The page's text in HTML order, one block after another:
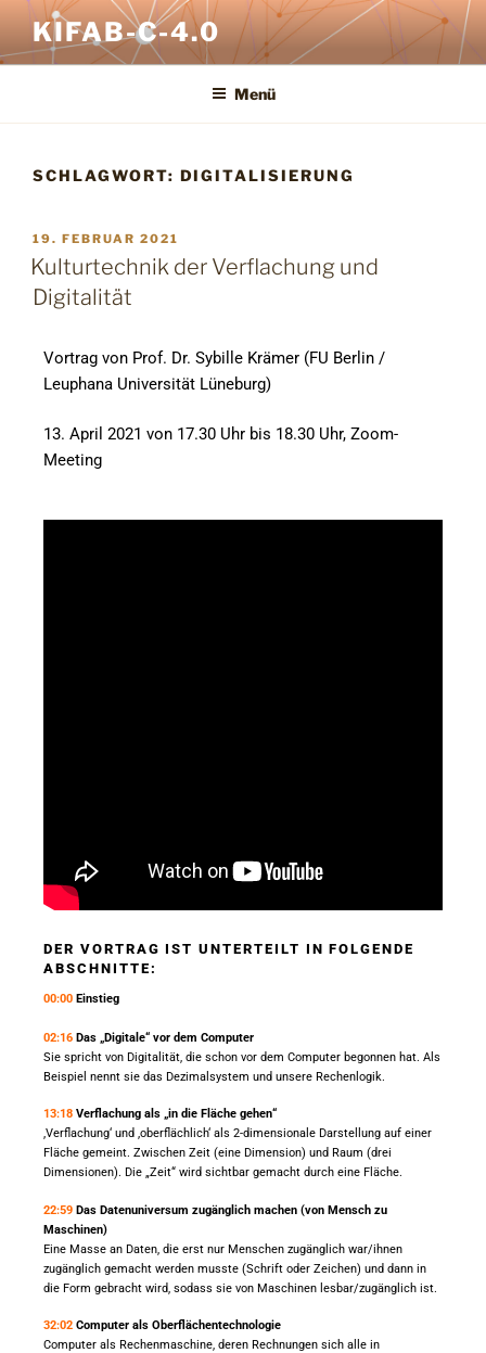
KIFAB-C-4.0
Menü
SCHLAGWORT: DIGITALISIERUNG
19. FEBRUAR 2021
Kulturtechnik der Verflachung und
Digitalität
Vortrag von Prof. Dr. Sybille Krämer (FU Berlin /
Leuphana Universität Lüneburg)
13. April 2021 von 17.30 Uhr bis 18.30 Uhr, Zoom-
Meeting
DER VORTRAG IST UNTERTEILT IN FOLGENDE
ABSCHNITTE:
00:00 Einstieg
02:16 Das „Digitale“ vor dem Computer
Sie spricht von Digitalität, die schon vor dem Computer begonnen hat. Als
Beispiel nennt sie das Dezimalsystem und unsere Rechenlogik.
13:18 Verflachung als „in die Fläche gehen“
‚Verflachung‘ und ‚oberflächlich‘ als 2-dimensionale Darstellung auf einer
Fläche gemeint. Zwischen Zeit (eine Dimension) und Raum (drei
Dimensionen). Die „Zeit“ wird sichtbar gemacht durch eine Fläche.
22:59 Das Datenuniversum zugänglich machen (von Mensch zu
Maschinen)
Eine Masse an Daten, die erst nur Menschen zugänglich war/ihnen
zugänglich gemacht werden musste (Schrift oder Zeichen) und dann in
die Form gebracht wird, sodass sie von Maschinen lesbar/zugänglich ist.
32:02 Computer als Oberflächentechnologie
Computer als Rechenmaschine, deren Rechnungen sich alle in